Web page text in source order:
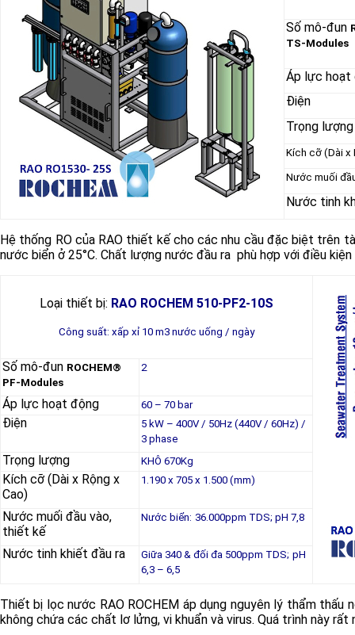
Số mô-đun
TS-Modules
Áp lực hoạt
Điện
Trọng lượng
Kích cỡ (Dài x
Nước muối
Nước tinh
Hệ thống RO của RAO thiết kế cho các nhu cầu đặc biệt trên
nước biển ở 25°C. Chất lượng nước đầu ra phù hợp với điều
Loại thiết bị: RAO ROCHEM 510-PF2-10S
Công suất: xấp xỉ 10 m3 nước uống / ngày
Số mô-đun ROCHEM®
PF-Modules
2
Áp lực hoạt động 60 – 70 bar
Điện
5 kW – 400V / 50Hz (440V / 60Hz) /
3 phase
Trọng lượng KHÔ 670Kg
Kích cỡ (Dài x Rộng x
Cao)
1.190 x 705 x 1.500 (mm)
Nước muối đầu vào,
thiết kế
Nước biển: 36.000ppm TDS; pH 7,8
Nước tinh khiết đầu ra Giữa 340 & đối đa 500ppm TDS; pH
6,3 – 6,5
Thiết bị lọc nước RAO ROCHEM áp dụng nguyên lý thẩm
không chứa các chất lơ lửng, vi khuẩn và virus. Quá trình này